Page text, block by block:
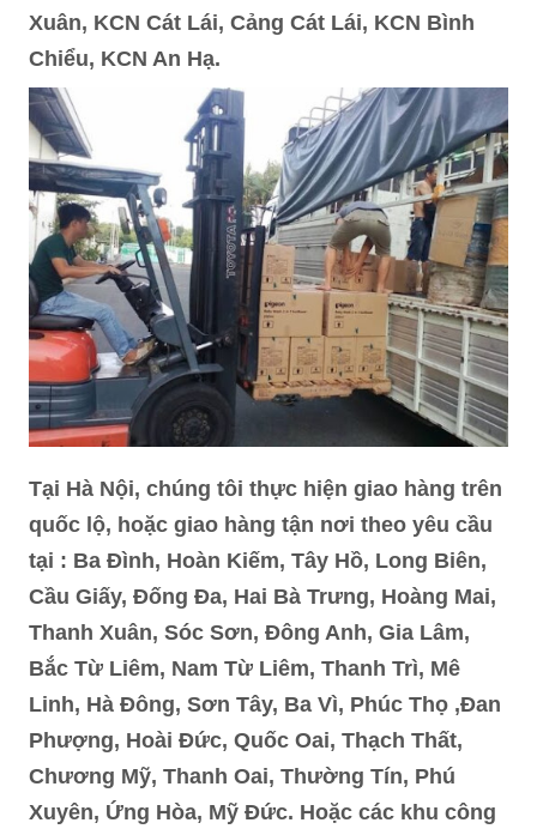
Xuân, KCN Cát Lái, Cảng Cát Lái, KCN Bình
Chiểu, KCN An Hạ.
Tại Hà Nội, chúng tôi thực hiện giao hàng trên
quốc lộ, hoặc giao hàng tận nơi theo yêu cầu
tại : Ba Đình, Hoàn Kiếm, Tây Hồ, Long Biên,
Cầu Giấy, Đống Đa, Hai Bà Trưng, Hoàng Mai,
Thanh Xuân, Sóc Sơn, Đông Anh, Gia Lâm,
Bắc Từ Liêm, Nam Từ Liêm, Thanh Trì, Mê
Linh, Hà Đông, Sơn Tây, Ba Vì, Phúc Thọ ,Đan
Phượng, Hoài Đức, Quốc Oai, Thạch Thất,
Chương Mỹ, Thanh Oai, Thường Tín, Phú
Xuyên, Ứng Hòa, Mỹ Đức. Hoặc các khu công